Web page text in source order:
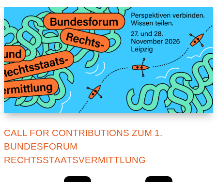
CALL FOR CONTRIBUTIONS ZUM 1.
BUNDESFORUM
RECHTSSTAATSVERMITTLUNG